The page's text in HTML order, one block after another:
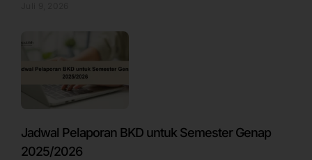
Jadwal Pelaporan BKD untuk Semester Genap
2025/2026